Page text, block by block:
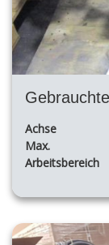
Achse
Max.
Arbeitsbereich